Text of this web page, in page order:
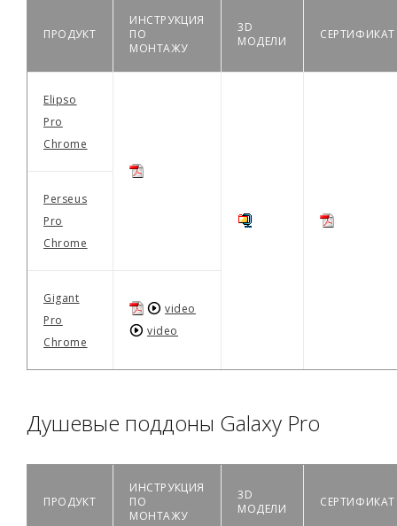
ПРОДУКТ
ИНСТРУКЦИЯ
ПО
МОНТАЖУ
3D
МОДЕЛИ
СЕРТИФИКАТ
Elipso
Pro
Chrome
Perseus
Pro
Chrome
Gigant
Pro
Chrome
video
video
Душевые поддоны Galaxy Pro
ПРОДУКТ
ИНСТРУКЦИЯ
ПО
МОНТАЖУ
3D
МОДЕЛИ
СЕРТИФИКАТ